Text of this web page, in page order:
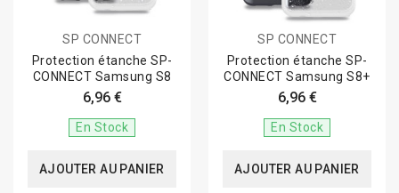
SP CONNECT
Protection étanche SP-
CONNECT Samsung S8
6,96 €
En Stock
AJOUTER AU PANIER
SP CONNECT
Protection étanche SP-
CONNECT Samsung S8+
6,96 €
En Stock
AJOUTER AU PANIER